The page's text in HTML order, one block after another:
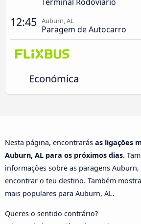
12:45 Auburn, AL
Paragem de Autocarro
Económica
Nesta página, encontrarás as ligações
Auburn, AL para os próximos dias.
informações sobre as paragens
encontrar o teu destino. Também
mais populares para Auburn, AL.
Queres o sentido contrário?